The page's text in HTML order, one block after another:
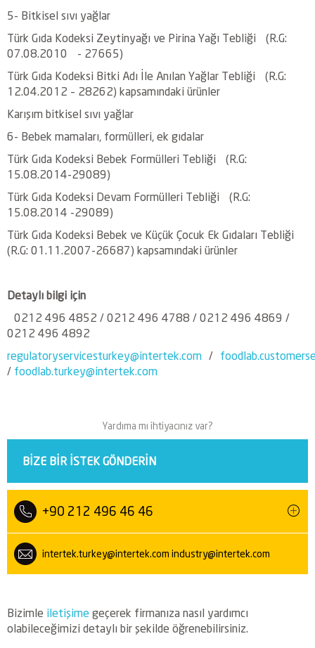
5- Bitkisel sıvı yağlar
Türk Gıda Kodeksi Zeytinyağı ve Pirina Yağı Tebliği (R.G:
07.08.2010 - 27665)
Türk Gıda Kodeksi Bitki Adı İle Anılan Yağlar Tebliği (R.G:
12.04.2012 – 28262) kapsamındaki ürünler
Karışım bitkisel sıvı yağlar
6- Bebek mamaları, formülleri, ek gıdalar
Türk Gıda Kodeksi Bebek Formülleri Tebliği (R.G:
15.08.2014-29089)
Türk Gıda Kodeksi Devam Formülleri Tebliği (R.G:
15.08.2014 -29089)
Türk Gıda Kodeksi Bebek ve Küçük Çocuk Ek Gıdaları Tebliği
(R.G: 01.11.2007-26687) kapsamındaki ürünler
Detaylı bilgi için
0212 496 4852 / 0212 496 4788 / 0212 496 4869 /
0212 496 4892
regulatoryservicesturkey@intertek.com /
/ foodlab.turkey@intertek.com
Yardıma mı ihtiyacınız var?
BIZE BIR ISTEK GÖNDERIN
+90 212 496 46 46
intertek.turkey@intertek.com industry@intertek.com
Bizimle iletişime geçerek firmanıza nasıl yardımcı
olabileceğimizi detaylı bir şekilde öğrenebilirsiniz.